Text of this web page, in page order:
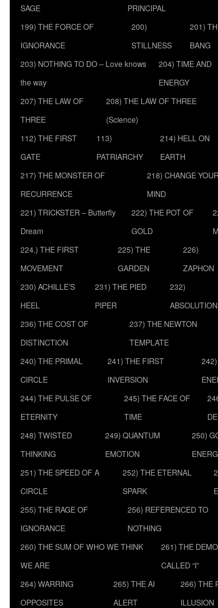
SAGE
PRINCIPAL
199) THE FORCE OF
IGNORANCE
200)
STILLNESS
201)
BANG
203) NOTHING TO DO – Love knows
the way
204) TIME AND
ENERGY
207) THE LAW OF
THREE
208) THE LAW OF THREE
(Science)
112) THE FIRST
GATE
113)
PATRIARCHY
214) HELL ON
EARTH
217) THE MONSTER OF
RECURRENCE
218) CHANGE
MIND
221) TRICKSTER – Butterfly
Dream
222) THE POT OF
GOLD
224.) THE FIRST
MOVEMENT
225) THE
GARDEN
226)
ZAPHON
230) ACHILLE’S
HEEL
231) THE PIED
PIPER
232)
ABSOLUTION
236) THE COST OF
DISTINCTION
237) THE NEWTON
TEMPLATE
240) THE PRIMAL
CIRCLE
241) THE FIRST
INVERSION
244) THE PULSE OF
ETERNITY
245) THE FACE OF
TIME
248) TWISTED
THINKING
249) QUANTUM
EMOTION
250)
251) THE SPEED OF A
CIRCLE
252) THE ETERNAL
SPARK
255) THE RAGE OF
IGNORANCE
256) REFERENCED TO
NOTHING
260) THE SUM OF WHO WE THINK
WE ARE
261) THE
CALLED “I”
264) WARRING
OPPOSITES
265) THE AI
ALERT
266) THE
ILLUSION